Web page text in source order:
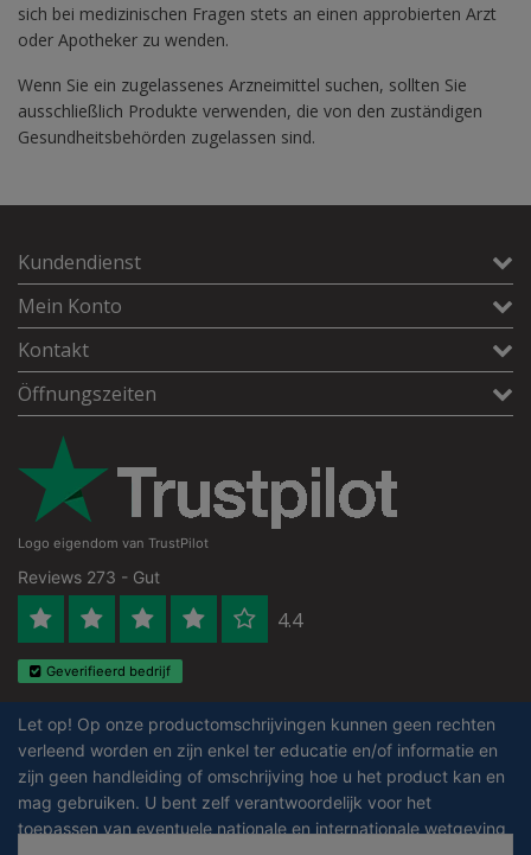
sich bei medizinischen Fragen stets an einen approbierten Arzt
oder Apotheker zu wenden.
Wenn Sie ein zugelassenes Arzneimittel suchen, sollten Sie
ausschließlich Produkte verwenden, die von den zuständigen
Gesundheitsbehörden zugelassen sind.
Kundendienst
Mein Konto
Kontakt
Öffnungszeiten
Logo eigendom van TrustPilot
Reviews 273 - Gut
4.4
Geverifieerd bedrijf
Let op! Op onze productomschrijvingen kunnen geen rechten
verleend worden en zijn enkel ter educatie en/of informatie en
zijn geen handleiding of omschrijving hoe u het product kan en
mag gebruiken. U bent zelf verantwoordelijk voor het
toepassen van eventuele nationale en internationale wetgeving